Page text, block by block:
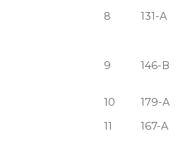
8 131-A
9 146-B
10 179-A
11
167-A